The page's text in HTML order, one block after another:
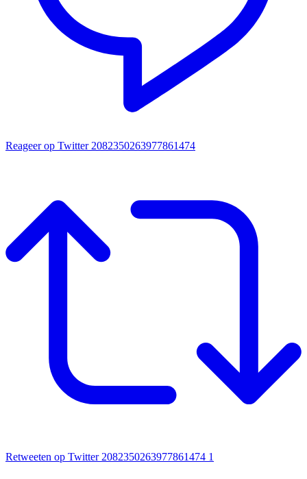
Reageer op Twitter 2082350263977861474
Retweeten op Twitter 2082350263977861474 1